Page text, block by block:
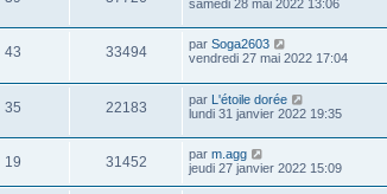
samedi 28 mai 2022 13:06
43 33494 par Soga2603
vendredi 27 mai 2022 17:04
35 22183 par L'étoile dorée
lundi 31 janvier 2022 19:35
19 31452 par m.agg
jeudi 27 janvier 2022 15:09